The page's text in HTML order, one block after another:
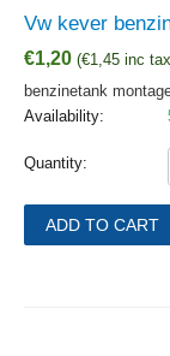
Vw kever
€1,20 (€1,45 inc
benzinetank
Availability:
Quantity:
ADD TO CART